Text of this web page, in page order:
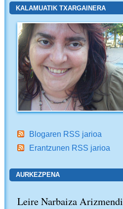
KALAMUATIK TXARGAINERA
Blogaren RSS jarioa
Erantzunen RSS jarioa
AURKEZPENA
Leire Narbaiza Arizmendi